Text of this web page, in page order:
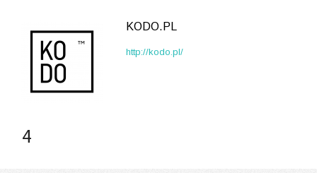
KODO.PL
http://kodo.pl/
4